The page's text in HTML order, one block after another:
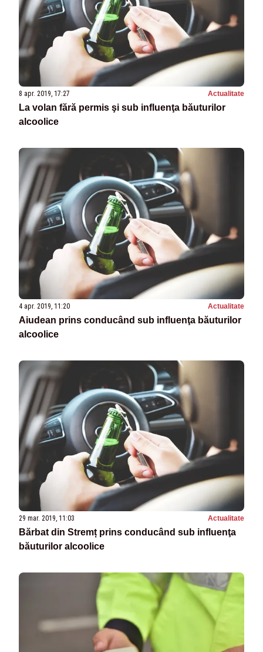
8 apr. 2019, 17:27 Actualitate
La volan fără permis şi sub influenţa băuturilor
alcoolice
4 apr. 2019, 11:20 Actualitate
Aiudean prins conducând sub influenţa băuturilor
alcoolice
29 mar. 2019, 11:03 Actualitate
Bărbat din Stremț prins conducând sub influenţa
băuturilor alcoolice